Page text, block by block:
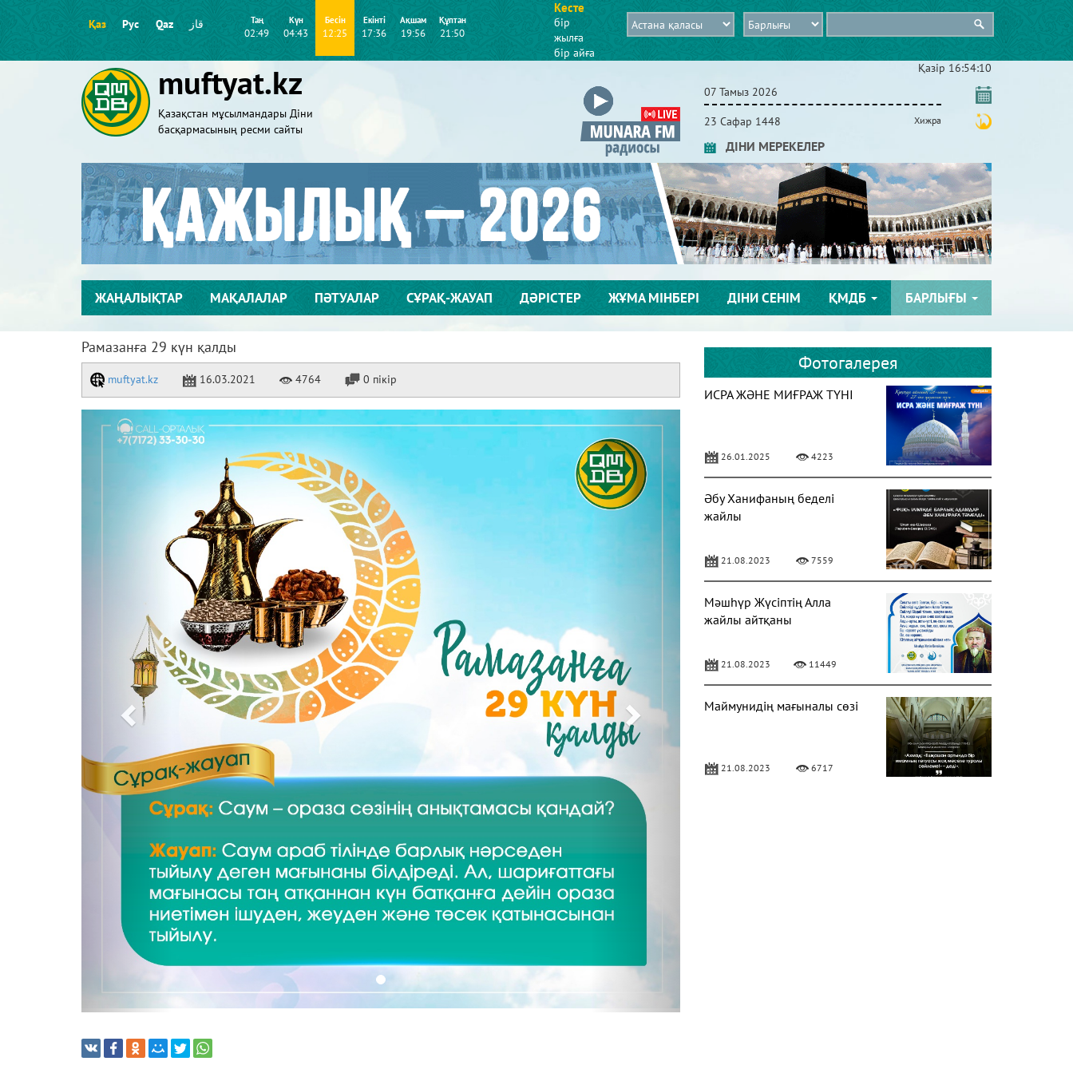
Қаз Рус Qaz قاز Таң
02:49
Күн
04:43
Бесін
12:25
Екінті
17:36
Ақшам
19:56
Құптан
21:50
Кесте
бір
жылға
бір айға
muftyat.kz
Қазақстан мұсылмандары Діни
басқармасының ресми сайты
Қазір 16:54:11
07 Тамыз 2026
23 Сафар 1448 Хижра
ДІНИ МЕРЕКЕЛЕР
ЖАҢАЛЫҚТАР МАҚАЛАЛАР ПӘТУАЛАР СҰРАҚ-ЖАУАП ДӘРІСТЕР ЖҰМА МІНБЕРІ ДІНИ СЕНІМ ҚМДБ БАРЛЫҒЫ
Рамазанға 29 күн қалды
muftyat.kz 16.03.2021 4764 0 пікір
Previous Next
Фотогалерея
ИСРА ЖӘНЕ МИҒРАЖ ТҮНІ
26.01.2025 4223
Әбу Ханифаның беделі
жайлы
21.08.2023 7559
Мәшһүр Жүсіптің Алла
жайлы айтқаны
21.08.2023 11449
Маймунидің мағыналы сөзі
21.08.2023 6717